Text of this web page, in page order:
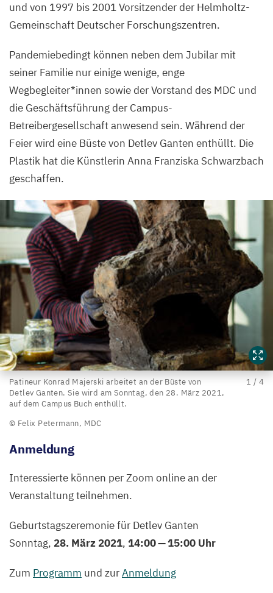
und von 1997 bis 2001Vorsitzender der Helmholtz-
Gemeinschaft Deutscher Forschungszentren.
Pandemiebedingt können neben dem Jubilar mit
seiner Familie nur einige wenige, enge
Wegbegleiter*innen sowie der Vorstand des MDC und
die Geschäftsführung der Campus-
Betreibergesellschaft anwesend sein. Während der
Feier wird eine Büste von Detlev Ganten enthüllt. Die
Plastik hat die Künstlerin Anna Franziska Schwarzbach
geschaffen.
Am
Sonntag,
28.
März
2021 ,
nbsp;wird
dem
Campus
Buch
ein
Büste
Detlev
Ganten
Hier
ist
noch
in
Werkstatt.
Patineur Konrad
Majerski
der
von
Detlev
Ganten.
Sie
am
Patineur Konrad Majerski arbeitet an der Büste von
Detlev Ganten. Sie wird am Sonntag, den 28. März 2021,
auf dem Campus Buch enthüllt.
© Felix Petermann, MDC
1 / 4
Anmeldung
Interessierte können per Zoom online an der
Veranstaltung teilnehmen.
Geburtstagszeremonie für Detlev Ganten
Sonntag, 28. März 2021, 14:00—15:00 Uhr
Zum Programm und zurAnmeldung